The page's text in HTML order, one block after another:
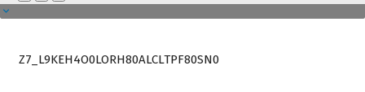
Z7_L9KEH4O0LORH80ALCLTPF80SN0